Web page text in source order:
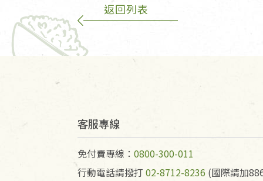
返回列表
客服專線
免付費專線： 0800-300-011
行動電話請撥打 02-8712-8236 (國際請加